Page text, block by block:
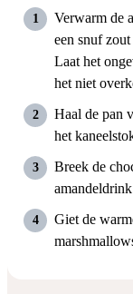
Verwarm de
een snuf
Laat het
het niet
Haal de pan
het
Breek de
Giet de